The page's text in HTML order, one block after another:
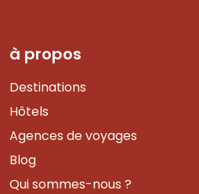
à propos
Destinations
Hôtels
Agences de voyages
Blog
Qui sommes-nous ?